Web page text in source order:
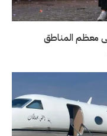
معظم المناطق